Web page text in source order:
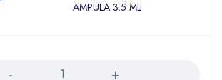
AMPULA 3.5 ML